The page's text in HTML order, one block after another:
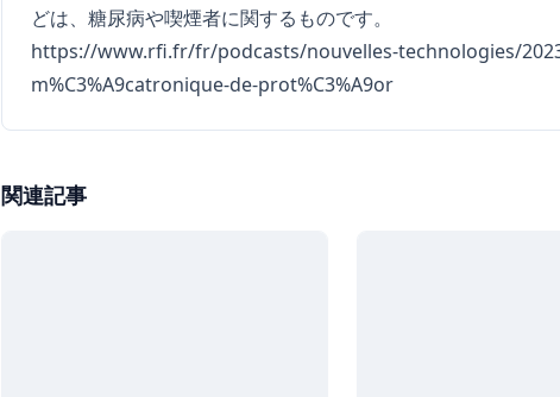
どは、糖尿病や喫煙者に関するものです。
https://www.rfi.fr/fr/podcasts/nouvelles-technologies/
m%C3%A9catronique-de-prot%C3%A9or
関連記事